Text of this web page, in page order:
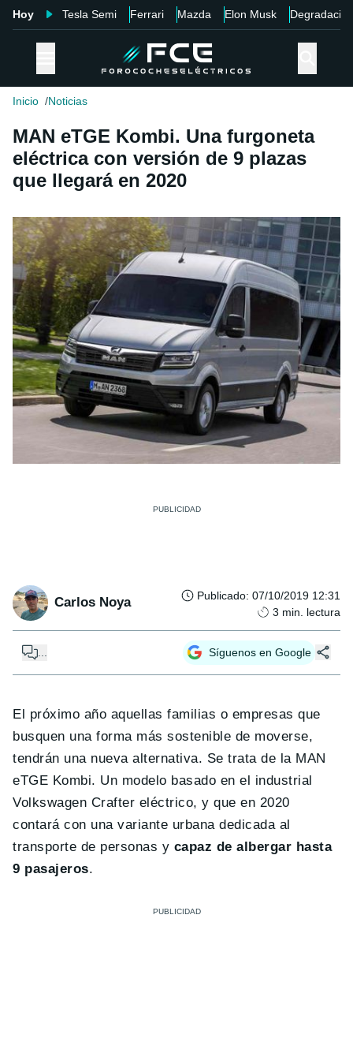
Hoy Tesla Semi Ferrari Mazda Elon Musk Degradación
Inicio Noticias
MAN eTGE Kombi. Una furgoneta
eléctrica con versión de 9 plazas
que llegará en 2020
Carlos Noya Publicado: 07/10/2019 12:31
3 min. lectura
Síguenos en Google
El próximo año aquellas familias o empresas que
busquen una forma más sostenible de moverse,
tendrán una nueva alternativa. Se trata de la MAN
eTGE Kombi. Un modelo basado en el industrial
Volkswagen Crafter eléctrico, y que en 2020
contará con una variante urbana dedicada al
transporte de personas y capaz de albergar hasta
9 pasajeros.